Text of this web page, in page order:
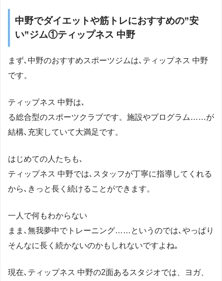
中野でダイエットや筋トレにおすすめの”安
い”ジム①ティップネス 中野
まず､中野のおすすめスポーツジムは､ティップネス 中野
です。
ティップネス 中野は､
る総合型のスポーツクラブです。施設やプログラム……が
結構､充実していて大満足です。
はじめての人たちも､
ティップネス 中野では､スタッフが丁寧に指導してくれる
から､きっと長く続けることができます。
一人で何もわからない
まま､無我夢中でトレーニング……というのでは､やっぱり
そんなに長く続かないのかもしれないですよね｡
現在､ティップネス 中野の2面あるスタジオでは、ヨガ、